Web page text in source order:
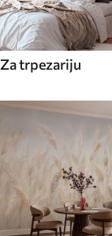
Za trpezariju